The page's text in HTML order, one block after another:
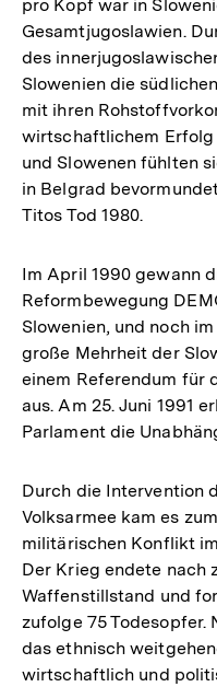
pro Kopf war in
Gesamtjugoslawien.
des
Slowenien die
mit ihren
wirtschaftlichem Erfolg
und Slowenen fühlten
in Belgrad
Titos Tod 1980.
Im April 1990 gewann
Reformbewegung
Slowenien, und noch
große Mehrheit der
einem Referendum für
aus. Am 25. Juni 1991
Parlament die
Durch die Intervention
Volksarmee kam es
militärischen Konflikt
Der Krieg endete nach
Waffenstillstand und
zufolge 75
das ethnisch
wirtschaftlich und